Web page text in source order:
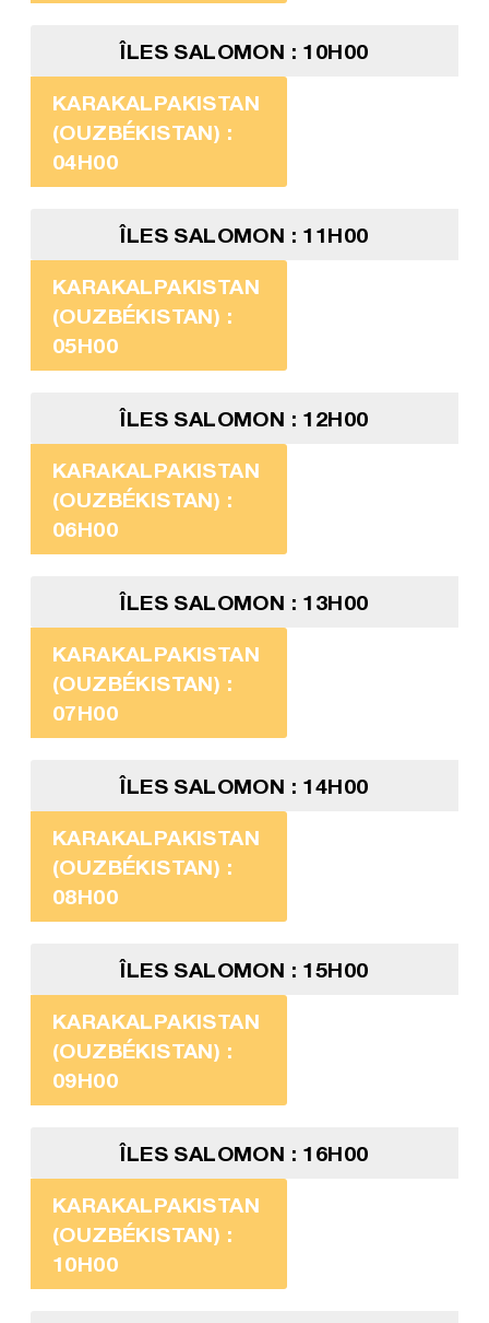
ÎLES SALOMON : 10H00
KARAKALPAKISTAN
(OUZBÉKISTAN) :
04H00
ÎLES SALOMON : 11H00
KARAKALPAKISTAN
(OUZBÉKISTAN) :
05H00
ÎLES SALOMON : 12H00
KARAKALPAKISTAN
(OUZBÉKISTAN) :
06H00
ÎLES SALOMON : 13H00
KARAKALPAKISTAN
(OUZBÉKISTAN) :
07H00
ÎLES SALOMON : 14H00
KARAKALPAKISTAN
(OUZBÉKISTAN) :
08H00
ÎLES SALOMON : 15H00
KARAKALPAKISTAN
(OUZBÉKISTAN) :
09H00
ÎLES SALOMON : 16H00
KARAKALPAKISTAN
(OUZBÉKISTAN) :
10H00